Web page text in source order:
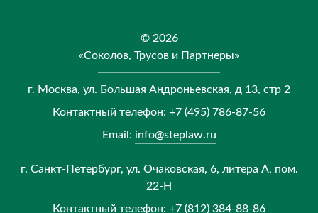
© 2026
«Соколов, Трусов и Партнеры»
г. Москва, ул. Большая Андроньевская, д 13, стр 2
Контактный телефон: +7 (495) 786-87-56
Email: info@steplaw.ru
г. Санкт-Петербург, ул. Очаковская, 6, литера А, пом.
22-Н
Контактный телефон: +7 (812) 384-88-86